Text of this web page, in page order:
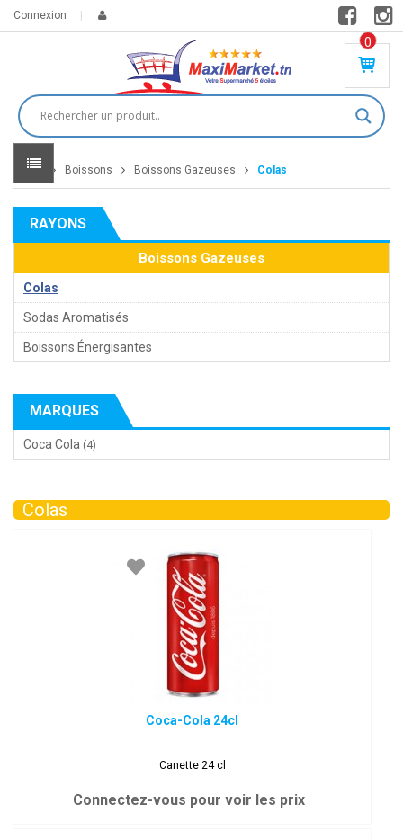
Connexion
0
PR
DU
IT(
S)
DT
Home Boissons Boissons Gazeuses Colas
RAYONS
Boissons Gazeuses
Colas
Sodas Aromatisés
Boissons Énergisantes
MARQUES
Coca Cola (4)
Colas
Coca-Cola 24cl
Canette 24 cl
Connectez-vous pour voir les prix